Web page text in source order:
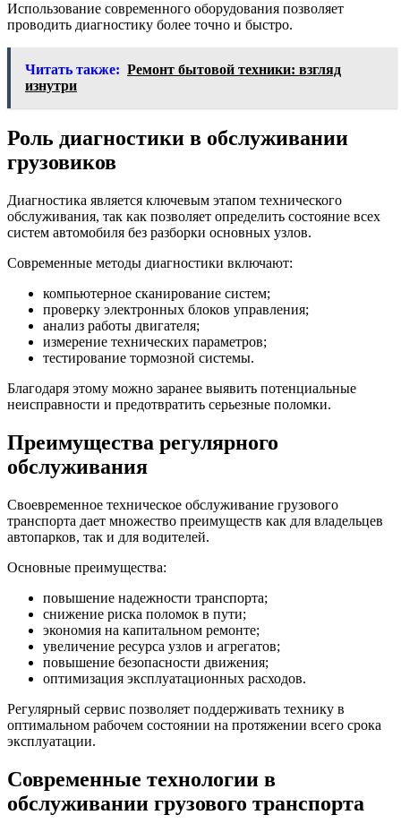
Использование современного оборудования позволяет
проводить диагностику более точно и быстро.
Читать также: Ремонт бытовой техники: взгляд
изнутри
Роль диагностики в обслуживании
грузовиков
Диагностика является ключевым этапом технического
обслуживания, так как позволяет определить состояние всех
систем автомобиля без разборки основных узлов.
Современные методы диагностики включают:
компьютерное сканирование систем;
проверку электронных блоков управления;
анализ работы двигателя;
измерение технических параметров;
тестирование тормозной системы.
Благодаря этому можно заранее выявить потенциальные
неисправности и предотвратить серьезные поломки.
Преимущества регулярного
обслуживания
Своевременное техническое обслуживание грузового
транспорта дает множество преимуществ как для владельцев
автопарков, так и для водителей.
Основные преимущества:
повышение надежности транспорта;
снижение риска поломок в пути;
экономия на капитальном ремонте;
увеличение ресурса узлов и агрегатов;
повышение безопасности движения;
оптимизация эксплуатационных расходов.
Регулярный сервис позволяет поддерживать технику в
оптимальном рабочем состоянии на протяжении всего срока
эксплуатации.
Современные технологии в
обслуживании грузового транспорта